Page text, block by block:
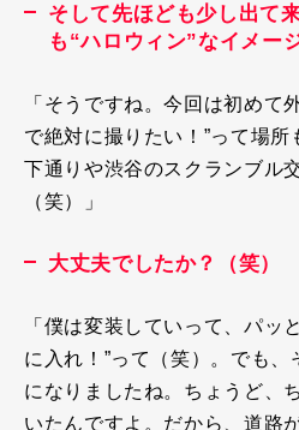
そして先ほども少し出て
も“ハロウィン”なイメー
「そうですね。今回は初めて
で絶対に撮りたい！”って場
下通りや渋谷のスクランブル
（笑）」
大丈夫でしたか？（笑）
「僕は変装していって、パッ
に入れ！”って（笑）。でも
になりましたね。ちょうど、
いたんですよ。だから、道路